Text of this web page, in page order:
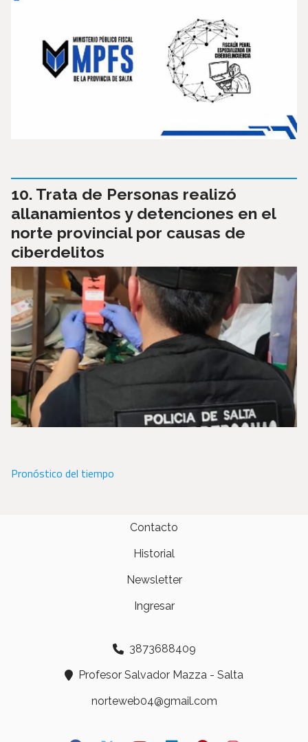
Trata de Personas realizó
allanamientos y detenciones en el
norte provincial por causas de
ciberdelitos
Pronóstico del tiempo
Contacto
Historial
Newsletter
Ingresar
3873688409
Profesor Salvador Mazza - Salta
norteweb04@gmail.com